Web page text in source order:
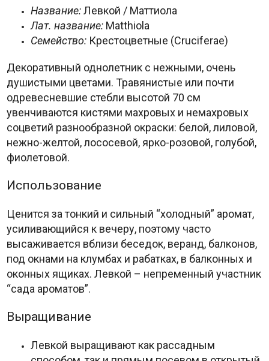
Название:Левкой / Маттиола
Лат. название:Matthiola
Семейство: Крестоцветные (Cruciferae)
Декоративный однолетник с нежными, очень
душистыми цветами. Травянистые или почти
одревесневшие стебли высотой 70 см
увенчиваются кистями махровых и немахровых
соцветий разнообразной окраски: белой, лиловой,
нежно-желтой, лососевой, ярко-розовой, голубой,
фиолетовой.
Использование
Ценится за тонкий и сильный “холодный” аромат,
усиливающийся к вечеру, поэтому часто
высаживается вблизи беседок, веранд, балконов,
под окнами на клумбах и рабатках, в балконных и
оконных ящиках. Левкой – непременный участник
“сада ароматов”.
Выращивание
Левкой выращивают как рассадным